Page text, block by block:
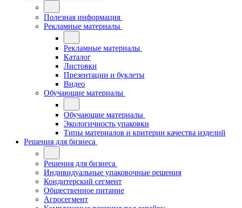
Полезная информация
Рекламные материалы
Рекламные материалы
Каталог
Листовки
Презентации и буклеты
Видео
Обучающие материалы
Обучающие материалы
Экологичность упаковки
Типы материалов и критерии качества изделий
Решения для бизнеса
Решения для бизнеса
Индивидуальные упаковочные решения
Кондитерский сегмент
Общественное питание
Агросегмент